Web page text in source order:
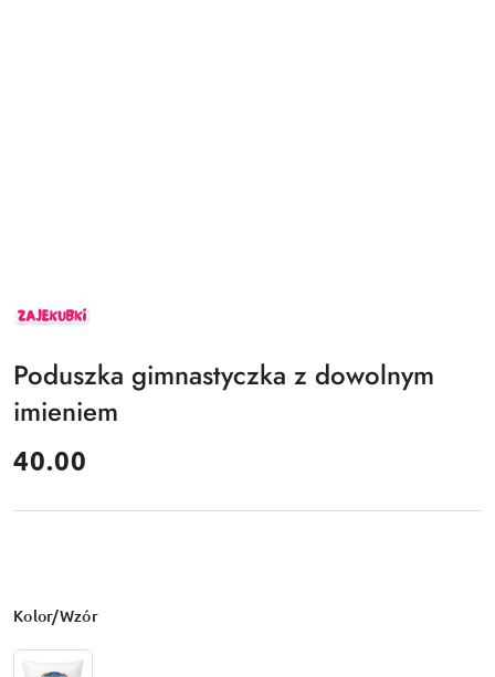
ZAJEKUBKI
Poduszka gimnastyczka z dowolnym
imieniem
cena:
40.00
Wariant
Kolor/Wzór